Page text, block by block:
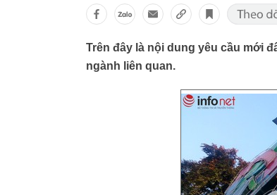
Trên đây là nội dung yêu cầu mới
ngành liên quan.